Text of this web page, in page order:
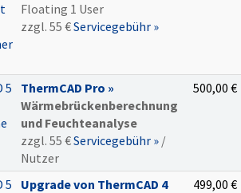
und die
Floating 1 User
zzgl. 55 €Servicegebühr »
5
ThermCAD Pro »
Wärmebrückenberechnung
und Feuchteanalyse
zzgl. 55 €Servicegebühr » /
Nutzer
500,00 €
5
Upgrade von ThermCAD 4
499,00 €